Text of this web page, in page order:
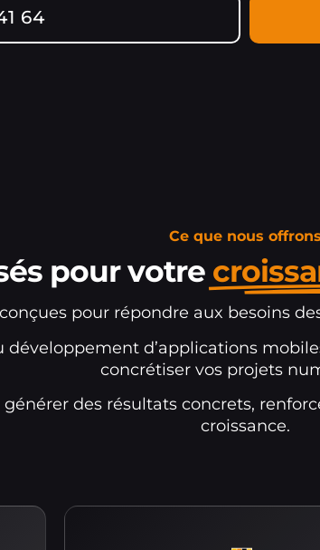
64
Ce que nous offrons
pour votre
pour répondre aux besoins
développement d’applications
concrétiser vos projets
des résultats concrets,
croissance.